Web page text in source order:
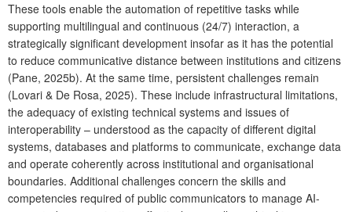
These tools enable the automation of repetitive tasks while
supporting multilingual and continuous (24/7) interaction, a
strategically significant development insofar as it has the potential
to reduce communicative distance between institutions and citizens
(Pane, 2025b). At the same time, persistent challenges remain
(Lovari & De Rosa, 2025). These include infrastructural limitations,
the adequacy of existing technical systems and issues of
interoperability – understood as the capacity of different digital
systems, databases and platforms to communicate, exchange data
and operate coherently across institutional and organisational
boundaries. Additional challenges concern the skills and
competencies required of public communicators to manage AI-